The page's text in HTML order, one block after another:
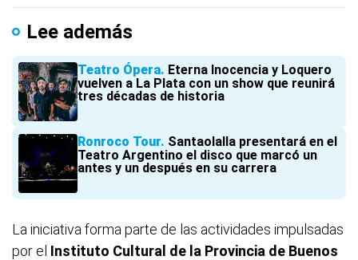
Lee además
Teatro Ópera Eterna Inocencia y Loquero
vuelven a La Plata con un show que reunirá
tres décadas de historia
Ronroco Tour Santaolalla presentará en el
Teatro Argentino el disco que marcó un
antes y un después en su carrera
La iniciativa forma parte de las actividades impulsadas
por el Instituto Cultural de la Provincia de Buenos